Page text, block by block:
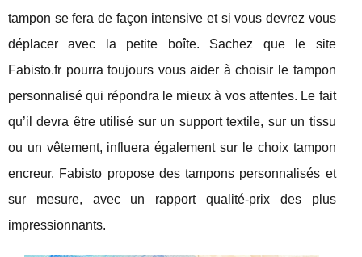
tampon se fera de façon intensive et si vous devrez vous
déplacer avec la petite boîte. Sachez que le site
Fabisto.fr pourra toujours vous aider à choisir le tampon
personnalisé qui répondra le mieux à vos attentes. Le fait
qu’il devra être utilisé sur un support textile, sur un tissu
ou un vêtement, influera également sur le choix tampon
encreur. Fabisto propose des tampons personnalisés et
sur mesure, avec un rapport qualité-prix des plus
impressionnants.